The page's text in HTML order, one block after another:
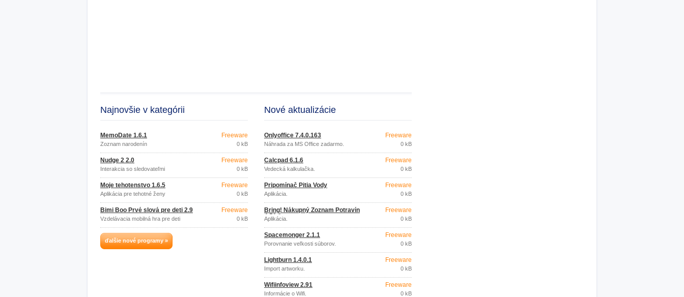
Najnovšie v kategórii
MemoDate 1.6.1
Zoznam narodenín
Freeware
0 kB
Nudge 2 2.0
Interakcia so sledovateľmi
Freeware
0 kB
Moje tehotenstvo 1.6.5
Aplikácia pre tehotné ženy
Freeware
0 kB
Bimi Boo Prvé slová pre deti 2.9
Vzdelávacia mobilná hra pre deti
Freeware
0 kB
ďalšie nové programy »
Nové aktualizácie
Onlyoffice 7.4.0.163
Náhrada za MS Office zadarmo.
Freeware
0 kB
Calcpad 6.1.6
Vedecká kalkulačka.
Freeware
0 kB
Pripomínač Pitia Vody
Aplikácia.
Freeware
0 kB
Bring! Nákupný Zoznam Potravín
4.51.2
Aplikácia.
Freeware
0 kB
Spacemonger 2.1.1
Porovnanie veľkosti súborov.
Freeware
0 kB
Lightburn 1.4.0.1
Import artworku.
Freeware
0 kB
Wifiinfoview 2.91
Informácie o Wifi.
Freeware
0 kB